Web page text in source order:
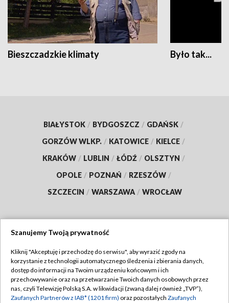
Bieszczadzkie klimaty Było tak...
BIAŁYSTOK / BYDGOSZCZ / GDAŃSK /
GORZÓW WLKP. / KATOWICE / KIELCE /
KRAKÓW / LUBLIN / ŁÓDŹ / OLSZTYN /
OPOLE / POZNAŃ / RZESZÓW /
SZCZECIN / WARSZAWA / WROCŁAW
TVP
Abonament TVP
Emisja w TVP
Regulamin TVP
Polityka prywatności
Szanujemy Twoją prywatność
Kliknij "Akceptuję i przechodzę do serwisu", aby wyrazić zgody na
korzystanie z technologii automatycznego śledzenia i zbierania danych,
dostęp do informacji na Twoim urządzeniu końcowym i ich
przechowywanie oraz na przetwarzanie Twoich danych osobowych przez
nas, czyli Telewizję Polską S.A. w likwidacji (zwaną dalej również „TVP”),
Zaufanych Partnerów z IAB* (1201 firm) oraz pozostałych Zaufanych